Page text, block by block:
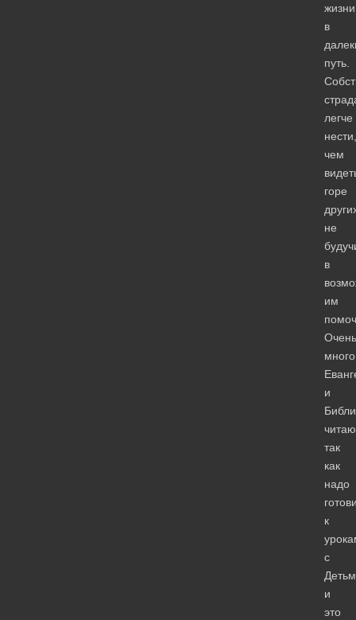
в
путь.
легче
нести,
чем
горе
не
в
им
Очень
много
и
так
как
надо
к
с
и
это